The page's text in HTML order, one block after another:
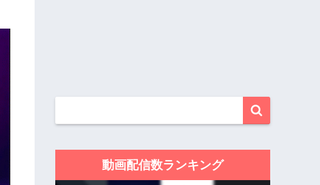
動画配信数ランキング